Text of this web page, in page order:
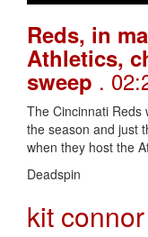
Reds, in
Athletics,
sweep .
The Cincinnati Reds
the season and just
when they host the
Deadspin
kit connor